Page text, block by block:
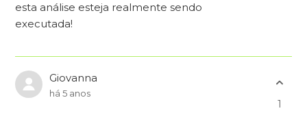
esta análise esteja realmente sendo
executada!
Giovanna
há 5 anos
1